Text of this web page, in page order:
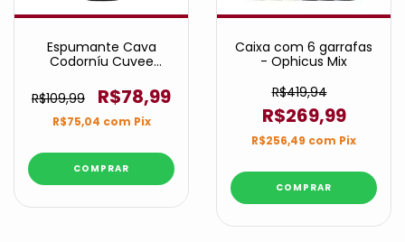
Espumante Cava
Codorníu Cuvee
R$109,99
R$78,99
R$75,04 com Pix
Caixa com 6 garrafas
- Ophicus Mix
R$419,94
R$269,99
R$256,49 com Pix